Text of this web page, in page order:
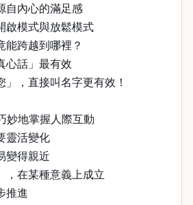
自內心的滿足感
啟模式與放鬆模式
能跨越到哪裡？
心話」最有效
」，直接叫名字更有效！
地掌握人際互動
靈活變化
變得親近
，在某種意義上成立
推進